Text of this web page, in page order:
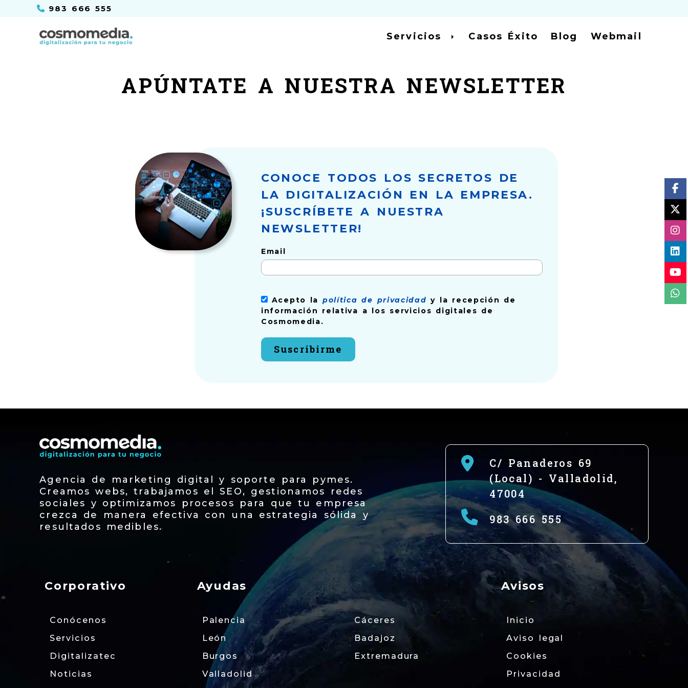
983 666 555
Servicios Casos Éxito Blog Webmail
APÚNTATE A NUESTRA NEWSLETTER
CONOCE TODOS LOS SECRETOS DE
LA DIGITALIZACIÓN EN LA EMPRESA.
¡SUSCRÍBETE A NUESTRA
NEWSLETTER!
Email
Acepto lapolítica de privacidad y la recepción de
información relativa a los servicios digitales de
Cosmomedia.
Agencia de marketing digital y soporte para pymes.
Creamos webs, trabajamos el SEO, gestionamos redes
sociales y optimizamos procesos para que tu empresa
crezca de manera efectiva con una estrategia sólida y
resultados medibles.
C/ Panaderos 69
(Local) - Valladolid,
47004
983 666 555
Corporativo
Conócenos
Servicios
Digitalizatec
Noticias
Ayudas
Palencia
León
Burgos
Valladolid
Cáceres
Badajoz
Extremadura
Avisos
Inicio
Aviso legal
Cookies
Privacidad